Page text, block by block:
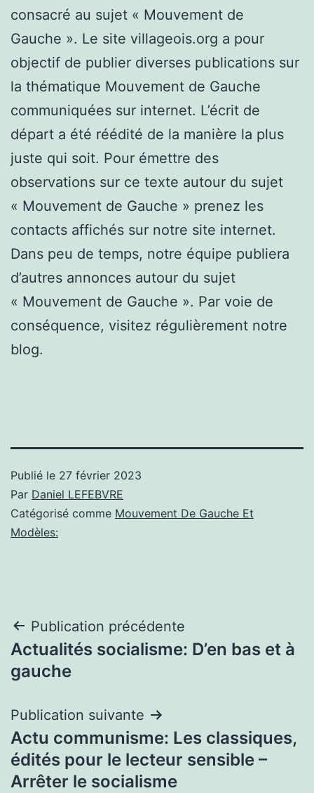
consacré au sujet « Mouvement de
Gauche ». Le site villageois.org a pour
objectif de publier diverses publications sur
la thématique Mouvement de Gauche
communiquées sur internet. L’écrit de
départ a été réédité de la manière la plus
juste qui soit. Pour émettre des
observations sur ce texte autour du sujet
« Mouvement de Gauche » prenez les
contacts affichés sur notre site internet.
Dans peu de temps, notre équipe publiera
d’autres annonces autour du sujet
« Mouvement de Gauche ». Par voie de
conséquence, visitez régulièrement notre
blog.
Publié le 27 février 2023
Par Daniel LEFEBVRE
Catégorisé comme Mouvement De Gauche Et
Modèles:
Navigation
de
Publication précédente
Actualités socialisme: D’en bas et à
gauche
Publication suivante
Actu communisme: Les classiques,
édités pour le lecteur sensible –
Arrêter le socialisme